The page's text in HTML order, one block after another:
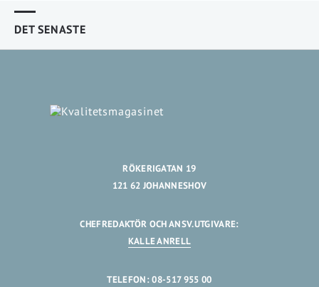
DET SENASTE
RÖKERIGATAN 19
121 62 JOHANNESHOV
CHEFREDAKTÖR OCH ANSV.UTGIVARE:
KALLE ANRELL
TELEFON: 08-517 955 00